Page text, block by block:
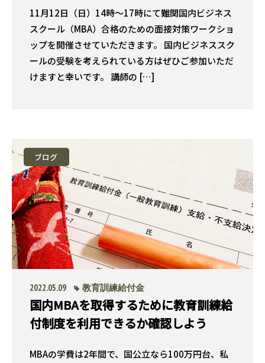
11月12日（日）14時〜17時にて難関国内ビジネス
スクール（MBA）合格のための面接対策ワークショ
ップを開催させていただきます。 国内ビジネススク
ールの受験を考えられている方はぜひご参加いただ
けますと幸いです。 講師の […]
ブログ
2022.05.09 教育訓練給付金
国内MBAを取得するために教育訓練給
付制度を利用できるか確認しよう
MBAの学費は2年間で、国公立なら100万円台、私